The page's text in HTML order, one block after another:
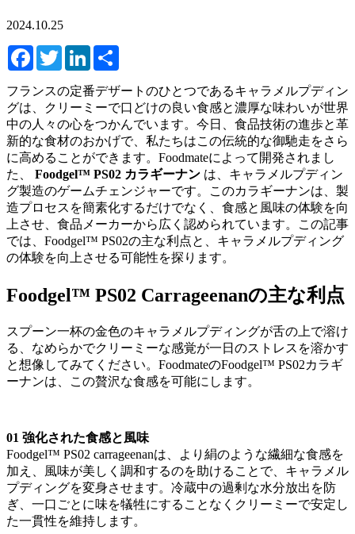
2024.10.25
FacebookTwitterLinkedIn
フランスの定番デザートのひとつであるキャラメルプディン
グは、クリーミーで口どけの良い食感と濃厚な味わいが世界
中の人々の心をつかんでいます。今日、食品技術の進歩と革
新的な食材のおかげで、私たちはこの伝統的な御馳走をさら
に高めることができます。Foodmateによって開発されまし
た、 Foodgel™ PS02 カラギーナン は、キャラメルプディン
グ製造のゲームチェンジャーです。このカラギーナンは、製
造プロセスを簡素化するだけでなく、食感と風味の体験を向
上させ、食品メーカーから広く認められています。この記事
では、Foodgel™ PS02の主な利点と、キャラメルプディング
の体験を向上させる可能性を探ります。
Foodgel™ PS02 Carrageenanの主な利点
スプーン一杯の金色のキャラメルプディングが舌の上で溶け
る、なめらかでクリーミーな感覚が一日のストレスを溶かす
と想像してみてください。FoodmateのFoodgel™ PS02カラギ
ーナンは、この贅沢な食感を可能にします。
01 強化された食感と風味
Foodgel™ PS02 carrageenanは、より絹のような繊細な食感を
加え、風味が美しく調和するのを助けることで、キャラメル
プディングを変身させます。冷蔵中の過剰な水分放出を防
ぎ、一口ごとに味を犠牲にすることなくクリーミーで安定し
た一貫性を維持します。